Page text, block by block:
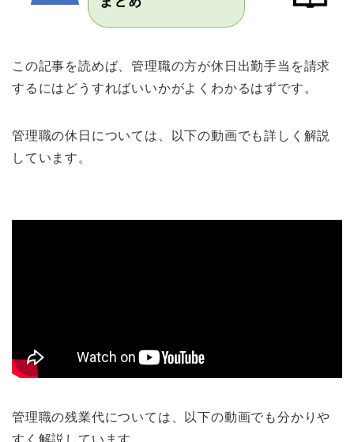
この記事を読めば、管理職の方が休日出勤手当を請求
するにはどうすればいいかがよくわかるはずです。
管理職の休日については、以下の動画でも詳しく解説
しています。
管理職の残業代については、以下の動画でも分かりや
すく解説しています。